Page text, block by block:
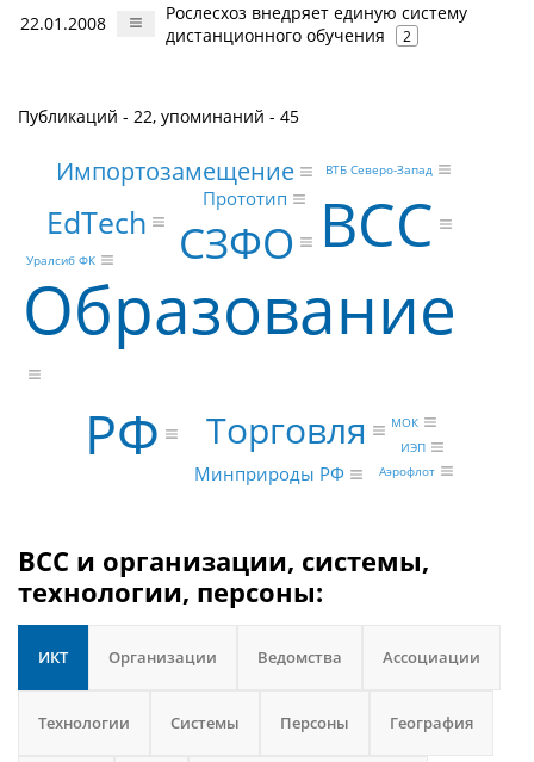
22.01.2008
Рослесхоз внедряет единую систему
дистанционного обучения
2
Публикаций - 22, упоминаний - 45
Образование
BCC
РФ
СЗФО
Торговля
EdTech
Импортозамещение
Минприроды РФ
Прототип
Уралсиб ФК
Аэрофлот
ВТБ Северо-Запад
ИЭП
МОК
BCC и организации, системы,
технологии, персоны:
ИКТ Организации Ведомства Ассоциации
Технологии Системы Персоны География